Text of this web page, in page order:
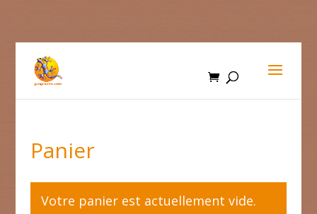
Panier
Votre panier est actuellement vide.